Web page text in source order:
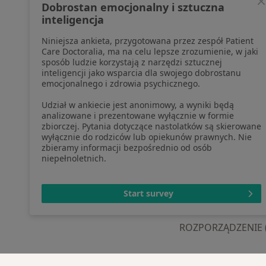
pozyskaliśmy samodzielnie
Polityka cookies
Jak działają wyniki wyszukiwania
Dostępność
O nas
Praca Rekrutujemy!
Partnerzy
Centrum prasowe
Kontakt
Blog
otwiera się w
otwiera
Dobrostan emocjonalny i sztuczna
inteligencja
Niniejsza ankieta, przygotowana przez zespół Patient
Care Doctoralia, ma na celu lepsze zrozumienie, w jaki
sposób ludzie korzystają z narzędzi sztucznej
inteligencji jako wsparcia dla swojego dobrostanu
emocjonalnego i zdrowia psychicznego.
Udział w ankiecie jest anonimowy, a wyniki będą
analizowane i prezentowane wyłącznie w formie
zbiorczej. Pytania dotyczące nastolatków są skierowane
wyłącznie do rodziców lub opiekunów prawnych. Nie
zbieramy informacji bezpośrednio od osób
niepełnoletnich.
Start survey